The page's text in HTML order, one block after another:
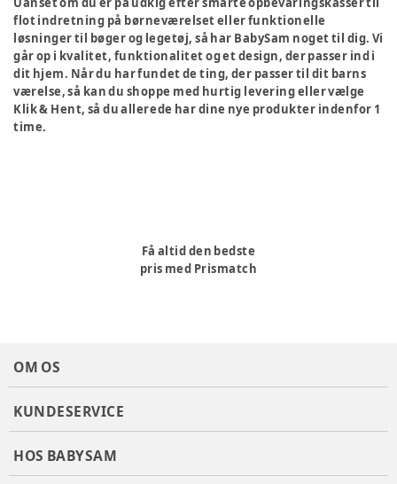
flot indretning på børneværelset eller funktionelle
løsninger til bøger og legetøj, så har BabySam noget til dig. Vi
går op i kvalitet, funktionalitet og et design, der passer ind i
dit hjem. Når du har fundet de ting, der passer til dit barns
værelse, så kan du shoppe med hurtig levering eller vælge
Klik & Hent, så du allerede har dine nye produkter indenfor 1
time.
Få altid den bedste
pris med Prismatch
OM OS
KUNDESERVICE
HOS BABYSAM